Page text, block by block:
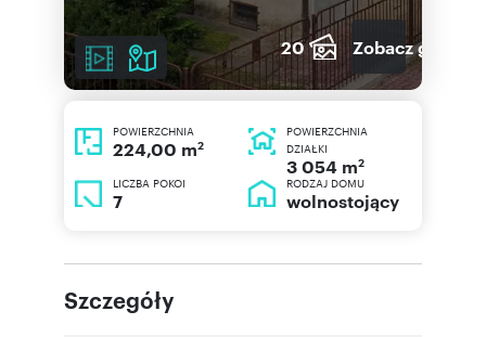
20 Zobacz galerię
POWIERZCHNIA
224,00 m2
POWIERZCHNIA
DZIAŁKI
3 054 m2
LICZBA POKOI
7
RODZAJ DOMU
wolnostojący
Szczegóły